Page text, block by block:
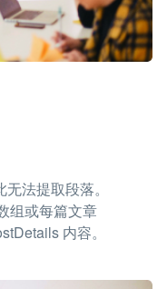
法提取段落。
组或每篇文章
内容。